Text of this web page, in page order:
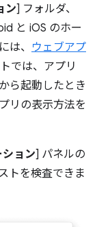
ン] フォルダ、
と iOS のホー
は、 ウェブアプ
では、アプリ
ら起動したとき
リの表示方法を
ョン] パネルの
トを検査できま